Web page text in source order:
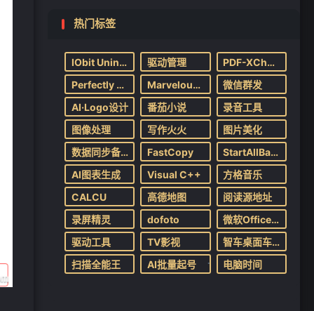
热门标签
IObit Uninstaller 驱动管理
PDF-XChange Editor
Perfectly Clear Workbench
Marvelous Designer
微信群发
AI·Logo设计
番茄小说
录音工具
图像处理
写作火火
图片美化
数据同步备份
FastCopy
StartAllBack
AI图表生成
Visual C++
方格音乐
CALCU
高德地图
阅读源地址
录屏精灵
dofoto
微软Office办公软件安装
驱动工具
TV影视
智车桌面车机版
扫描全能王
AI批量起号 电脑时间